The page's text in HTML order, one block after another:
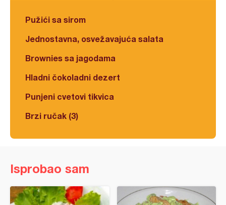
Pužići sa sirom
Jednostavna, osvežavajuća salata
Brownies sa jagodama
Hladni čokoladni dezert
Punjeni cvetovi tikvica
Brzi ručak (3)
Isprobao sam